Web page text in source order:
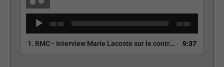
Lecteur
audio
00:00 00:00
1. RMC - Interview Marie Lacoste sur le contrôle des chômeurs 9:37